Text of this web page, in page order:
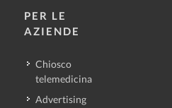
PER LE
AZIENDE
Chiosco
telemedicina
Advertising